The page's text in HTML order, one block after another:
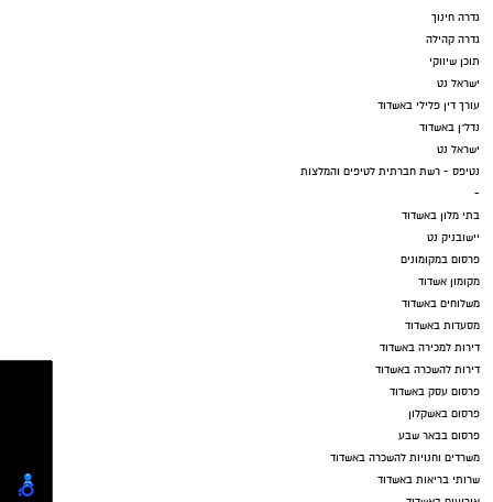
גדרה חינוך
גדרה קהילה
תוכן שיווקי
ישראל נט
עורך דין פלילי באשדוד
נדל"ן באשדוד
ישראל נט
נטיפס - רשת חברתית לטיפים והמלצות
-
בתי מלון באשדוד
יישובניק נט
פרסום במקומונים
מקומון אשדוד
משלוחים באשדוד
מסעדות באשדוד
דירות למכירה באשדוד
דירות להשכרה באשדוד
פרסום עסק באשדוד
פרסום באשקלון
פרסום בבאר שבע
משרדים וחנויות להשכרה באשדוד
שרותי בריאות באשדוד